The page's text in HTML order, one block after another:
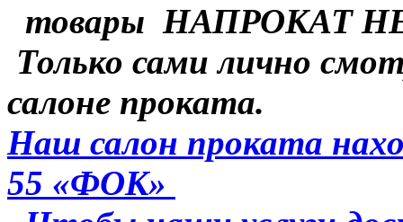
товары НАПРОКАТ
Только сами лично
салоне проката.
Наш салон проката
55 «ФОК»